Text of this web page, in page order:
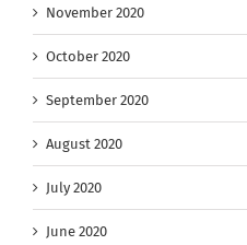
November 2020
October 2020
September 2020
August 2020
July 2020
June 2020